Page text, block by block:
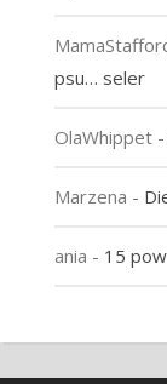
psu… seler
OlaWhippet-
Marzena -
ania - 15